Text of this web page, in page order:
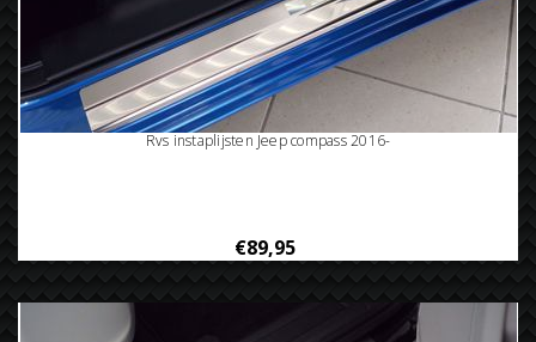
Rvs instaplijsten Jeep compass 2016-
€89,95